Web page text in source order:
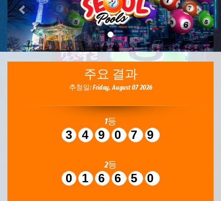
주요 결과
추첨일: Friday, August 07 2026
1등
349079
2등
016650